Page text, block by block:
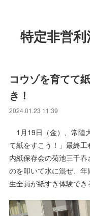
特定非営
コウゾを育てて
き！
2024.01.23 11:39
1月19日（金）、常陸
て紙をすこう！」最終
内紙保存会の菊池三千
のを叩いて水に混ぜ、
生全員が紙すき体験でき